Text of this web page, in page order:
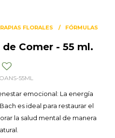
FLORALES FÓRMULAS
Comer - 55 ml.
55ML
emocional: La energía
es ideal para restaurar el
la salud mental de manera